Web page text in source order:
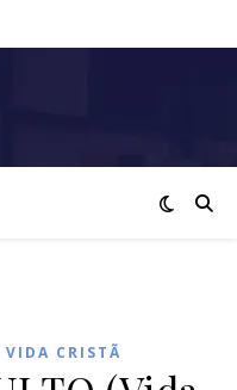
VIDA CRISTÃ